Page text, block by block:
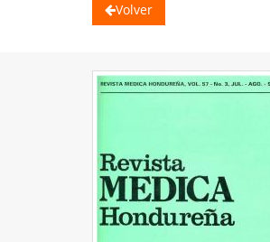
Volver